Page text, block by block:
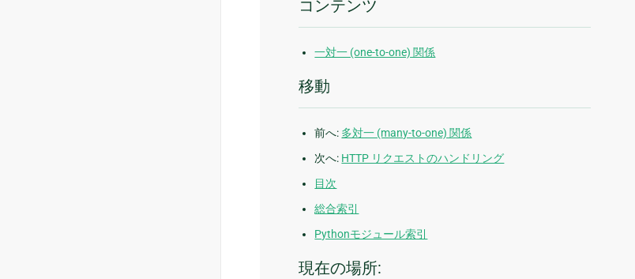
コンテンツ
一対一 (one-to-one) 関係
移動
前へ: 多対一 (many-to-one) 関係
次へ: HTTP リクエストのハンドリング
目次
総合索引
Pythonモジュール索引
現在の場所: